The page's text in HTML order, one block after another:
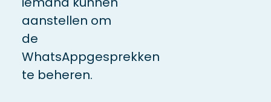
aanstellen om
de
WhatsAppgesprekken
te beheren.